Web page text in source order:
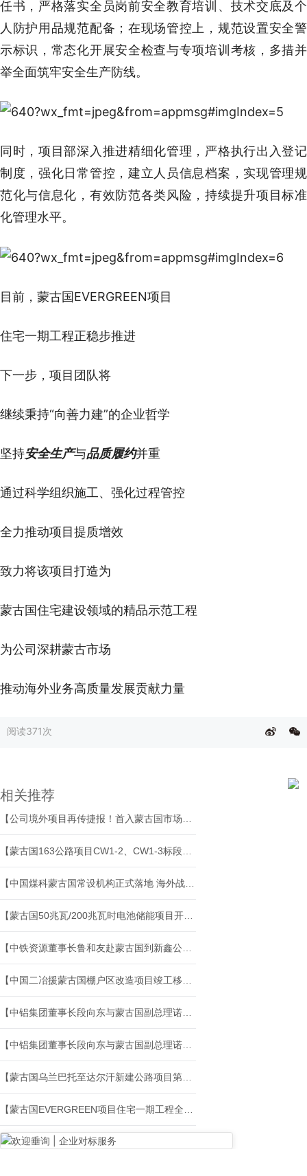
任书，严格落实全员岗前安全教育培训、技术交底及个
人防护用品规范配备；在现场管控上，规范设置安全警
示标识，常态化开展安全检查与专项培训考核，多措并
举全面筑牢安全生产防线。
同时，项目部深入推进精细化管理，严格执行出入登记
制度，强化日常管控，建立人员信息档案，实现管理规
范化与信息化，有效防范各类风险，持续提升项目标准
化管理水平。
目前，蒙古国EVERGREEN项目
住宅一期工程正稳步推进
下一步，项目团队将
继续秉持“向善力建”的企业哲学
坚持安全生产与品质履约并重
通过科学组织施工、强化过程管控
全力推动项目提质增效
致力将该项目打造为
蒙古国住宅建设领域的精品示范工程
为公司深耕蒙古市场
推动海外业务高质量发展贡献力量
阅读371次
相关推荐